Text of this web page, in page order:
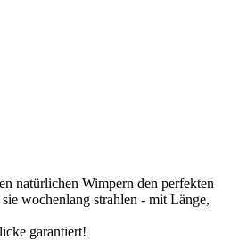
natürlichen Wimpern den perfekten
wochenlang strahlen - mit Länge,
garantiert!